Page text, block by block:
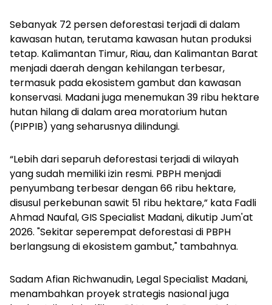
Sebanyak 72 persen deforestasi terjadi di dalam
kawasan hutan, terutama kawasan hutan produksi
tetap. Kalimantan Timur, Riau, dan Kalimantan Barat
menjadi daerah dengan kehilangan terbesar,
termasuk pada ekosistem gambut dan kawasan
konservasi. Madani juga menemukan 39 ribu hektare
hutan hilang di dalam area moratorium hutan
(PIPPIB) yang seharusnya dilindungi.
“Lebih dari separuh deforestasi terjadi di wilayah
yang sudah memiliki izin resmi. PBPH menjadi
penyumbang terbesar dengan 66 ribu hektare,
disusul perkebunan sawit 51 ribu hektare,” kata Fadli
Ahmad Naufal, GIS Specialist Madani, dikutip Jum'at
2026. "Sekitar seperempat deforestasi di PBPH
berlangsung di ekosistem gambut," tambahnya.
Sadam Afian Richwanudin, Legal Specialist Madani,
menambahkan proyek strategis nasional juga